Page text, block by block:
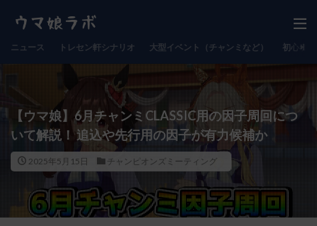
ニュース トレセン軒シナリオ 大型イベント（チャンミなど） 初心者
【ウマ娘】6月チャンミCLASSIC用の因子周回につ
いて解説！ 追込や先行用の因子が有力候補か
2025年5月15日 チャンピオンズミーティング